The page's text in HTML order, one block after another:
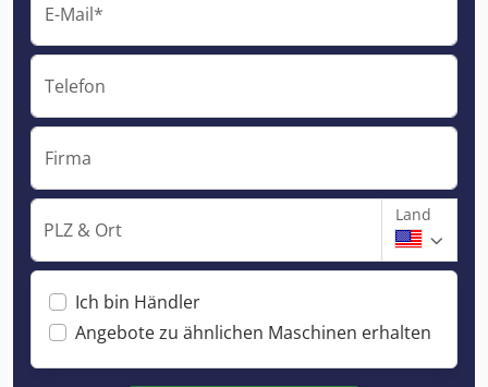
E-Mail*
Telefon
Firma
PLZ & Ort
Land
Ich bin Händler
Angebote zu ähnlichen Maschinen erhalten